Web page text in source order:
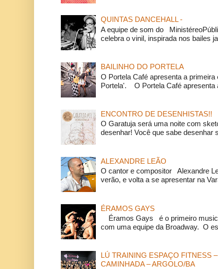
QUINTAS DANCEHALL -
A equipe de som do
celebra o vinil, inspirada nos bailes
BAILINHO DO PORTELA
O Portela Café apresenta a
Portela'. O Portela Café apresenta
ENCONTRO DE DESENHISTAS!!
O Garatuja será uma noite com
desenhar! Você que sabe desenhar
ALEXANDRE LEÃO
O cantor e compositor Alexandre
verão, e volta a se apresentar na
ÉRAMOS GAYS
Éramos Gays é o primeiro
com uma equipe da Broadway. O
LÚ TRAINING ESPAÇO FITNESS
CAMINHADA – ARGOLO/BA